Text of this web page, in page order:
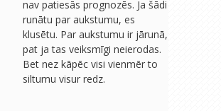
nav patiesās prognozēs. Ja šādi
runātu par aukstumu, es
klusētu. Par aukstumu ir jārunā,
pat ja tas veiksmīgi neierodas.
Bet nez kāpēc visi vienmēr to
siltumu visur redz.